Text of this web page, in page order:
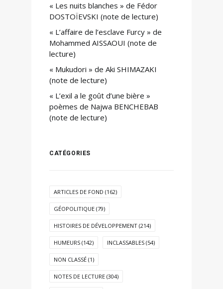
« Les nuits blanches » de Fédor
DOSTOÏEVSKI (note de lecture)
« L’affaire de l’esclave Furcy » de
Mohammed AISSAOUI (note de
lecture)
« Mukudori » de Aki SHIMAZAKI
(note de lecture)
« L’exil a le goût d’une bière »
poèmes de Najwa BENCHEBAB
(note de lecture)
CATÉGORIES
ARTICLES DE FOND (162)
GÉOPOLITIQUE (79)
HISTOIRES DE DÉVELOPPEMENT (214)
HUMEURS (142) INCLASSABLES (54)
NON CLASSÉ (1)
NOTES DE LECTURE (304)